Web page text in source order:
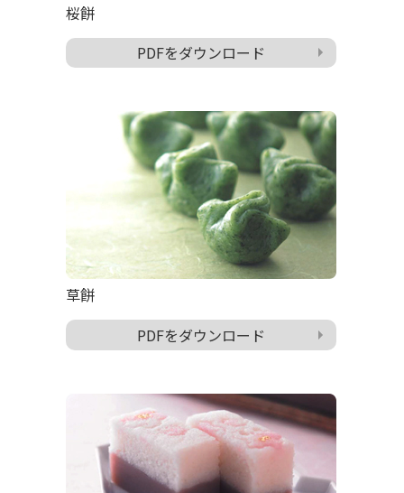
桜餅
PDFをダウンロード
草餅
PDFをダウンロード